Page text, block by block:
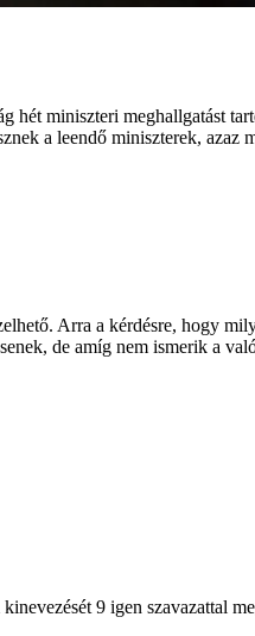
miniszteri meghallgatást
a leendő miniszterek, azaz
Arra a kérdésre, hogy
de amíg nem ismerik a
9 igen szavazattal